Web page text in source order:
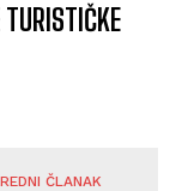
ČLANAK